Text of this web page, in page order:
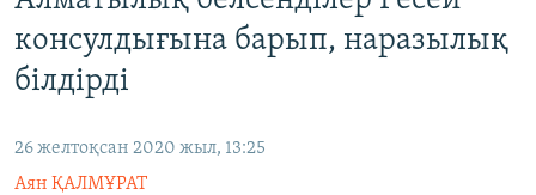
консулдығына барып, наразылық
білдірді
26 желтоқсан 2020 жыл, 13:25
Аян ҚАЛМҰРАТ